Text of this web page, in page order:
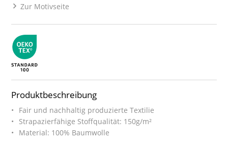
Zur Motivseite
Produktbeschreibung
Fair und nachhaltig produzierte Textilie
Strapazierfähige Stoffqualität: 150g/m²
Material: 100% Baumwolle